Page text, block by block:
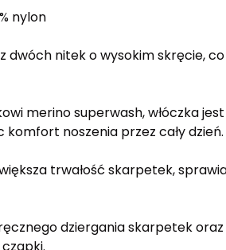
nylon
z dwóch nitek o wysokim skręcie,
merino superwash, włóczka
noszenia przez cały dzień.
trwałość skarpetek,
dziergania skarpetek